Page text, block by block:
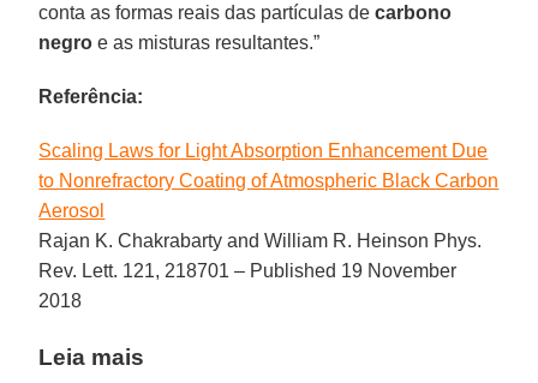
conta as formas reais das partículas decarbono
negro e as misturas resultantes.”
Referência:
Scaling Laws for Light Absorption Enhancement Due
to Nonrefractory Coating of Atmospheric Black Carbon
Aerosol
Rajan K. Chakrabarty and William R. Heinson Phys.
Rev. Lett. 121, 218701 – Published 19 November
2018
Leia mais